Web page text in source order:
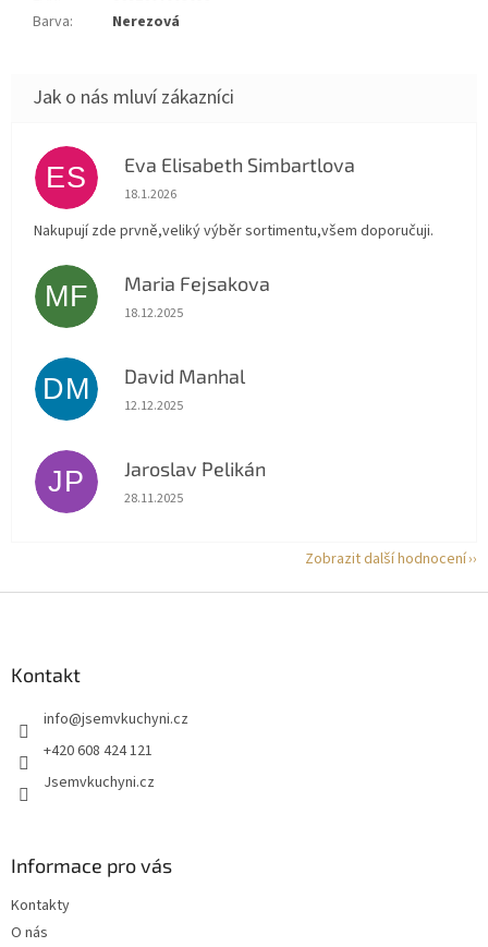
Barva: Nerezová
ES Eva Elisabeth Simbartlova
Hodnocení obchodu je 5 z 5 hvězdiček.
18.1.2026
Nakupují zde prvně,veliký výběr sortimentu,všem doporučuji.
MF Maria Fejsakova
Hodnocení obchodu je 5 z 5 hvězdiček.
18.12.2025
DM David Manhal
Hodnocení obchodu je 5 z 5 hvězdiček.
12.12.2025
JP Jaroslav Pelikán
Hodnocení obchodu je 5 z 5 hvězdiček.
28.11.2025
Zobrazit další hodnocení
Kontakt
info@jsemvkuchyni.cz
+420 608 424 121
Jsemvkuchyni.cz
Informace pro vás
Kontakty
O nás